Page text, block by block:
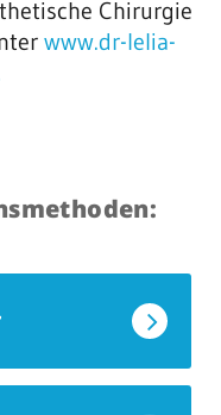
Chirurgie
www.dr-lelia-